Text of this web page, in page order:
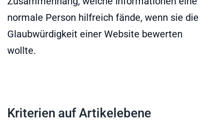
normale Person hilfreich fände, wenn sie die
Glaubwürdigkeit einer Website bewerten
wollte.
Kriterien auf Artikelebene